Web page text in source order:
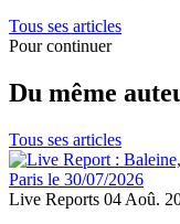
Tous ses articles
Pour continuer
Du même
Tous ses articles
Live Reports 04 Aoû.